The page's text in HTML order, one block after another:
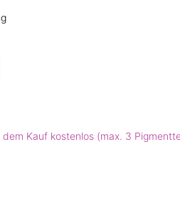
Kauf kostenlos (max. 3